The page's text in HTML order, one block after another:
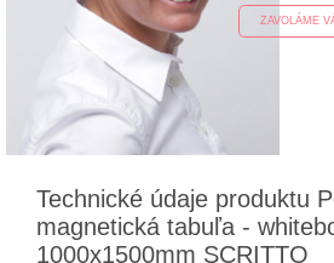
ZAVOLÁME
Technické údaje produktu
magnetická tabuľa -
1000x1500mm SCRITTO